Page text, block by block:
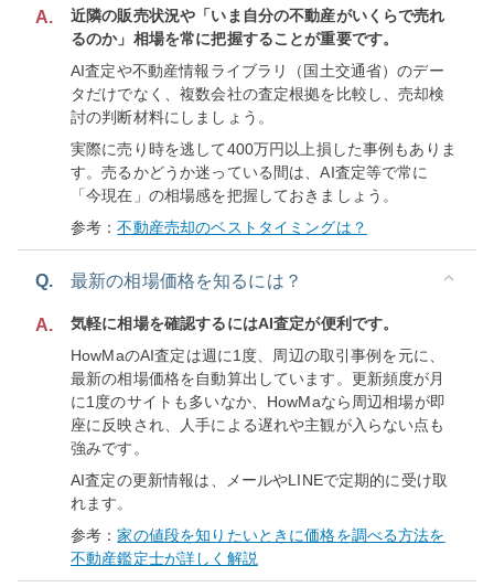
A.
近隣の販売状況や「いま自分の不動産がいくらで売れ
るのか」相場を常に把握することが重要です。
AI査定や不動産情報ライブラリ（国土交通省）のデー
タだけでなく、複数会社の査定根拠を比較し、売却検
討の判断材料にしましょう。
実際に売り時を逃して400万円以上損した事例もありま
す。売るかどうか迷っている間は、AI査定等で常に
「今現在」の相場感を把握しておきましょう。
参考：不動産売却のベストタイミングは？
Q. 最新の相場価格を知るには？
A.
気軽に相場を確認するにはAI査定が便利です。
HowMaのAI査定は週に1度、周辺の取引事例を元に、
最新の相場価格を自動算出しています。更新頻度が月
に1度のサイトも多いなか、HowMaなら周辺相場が即
座に反映され、人手による遅れや主観が入らない点も
強みです。
AI査定の更新情報は、メールやLINEで定期的に受け取
れます。
参考：家の値段を知りたいときに価格を調べる方法を
不動産鑑定士が詳しく解説